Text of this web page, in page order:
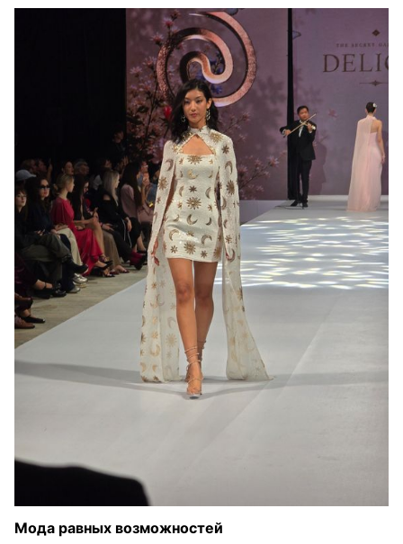
Мода равных возможностей